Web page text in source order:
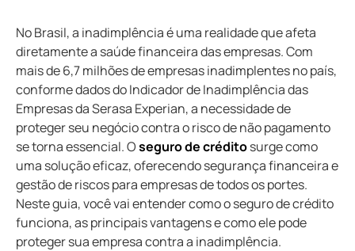
No Brasil, a inadimplência é uma realidade que afeta
diretamente a saúde financeira das empresas. Com
mais de 6,7 milhões de empresas inadimplentes no país,
conforme dados do Indicador de Inadimplência das
Empresas da Serasa Experian, a necessidade de
proteger seu negócio contra o risco de não pagamento
se torna essencial. Oseguro de créditosurge como
uma solução eficaz, oferecendo segurança financeira e
gestão de riscos para empresas de todos os portes.
Neste guia, você vai entender como o seguro de crédito
funciona, as principais vantagens e como ele pode
proteger sua empresa contra a inadimplência.